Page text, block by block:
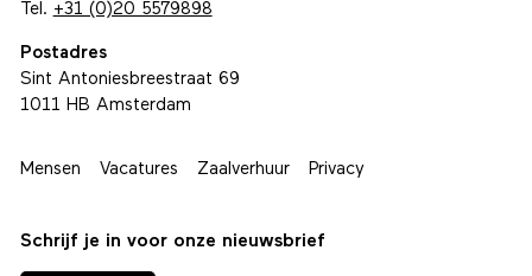
Tel. +31 (0)20 5579898
Postadres
Sint Antoniesbreestraat 69
1011 HB Amsterdam
Mensen Vacatures Zaalverhuur Privacy
Schrijf je in voor onze nieuwsbrief